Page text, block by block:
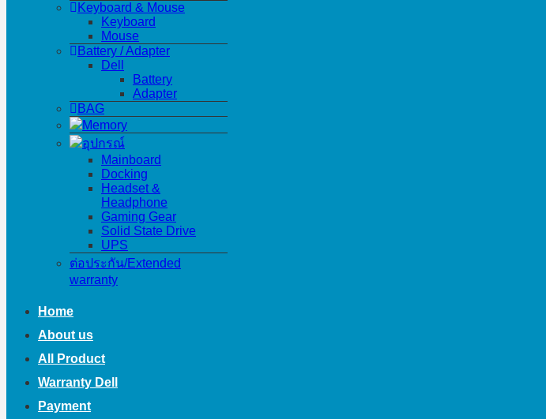
Keyboard & Mouse
Keyboard
Mouse
Battery / Adapter
Dell
Battery
Adapter
BAG
Memory
อุปกรณ์
Mainboard
Docking
Headset &
Headphone
Gaming Gear
Solid State Drive
UPS
ต่อประกัน/Extended
warranty
Home
About us
All Product
Warranty Dell
Payment